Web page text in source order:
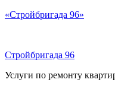
Перейти
«Стройбригада 96»
Стройбригада 96
Услуги по ремонту